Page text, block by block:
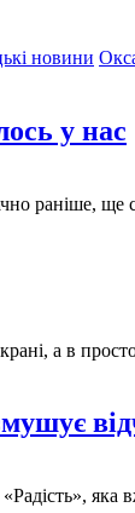
новини
у нас
раніше, ще
а в